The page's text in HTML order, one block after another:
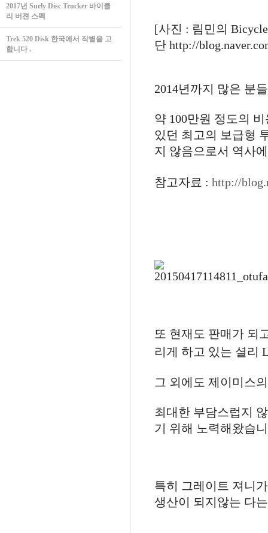
2017년 Surly Disc Trucker 바이클
리 버젼 스펙
Trek 520 Disk 한국에서 작별을 고
합니다 .
[사진 : 림민의
단 http://
2014년까지 많은 분
약 100만원 정도의
있던 최고의 보급형
지 않음으로서 역사
참고자료 : http://
또 현재도 판매가 되
리게 하고 있는 셜리
그 외에도 제이미스
최대한 부담스럽지
기 위해 노력해왔습
특히 그레이트 져니
생산이 되지않는 다